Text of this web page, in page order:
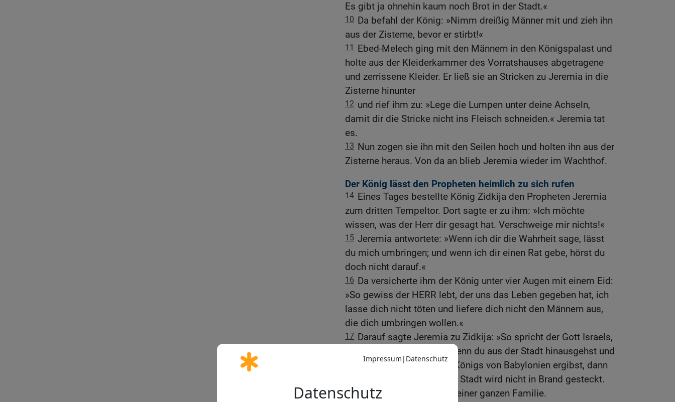
Es gibt ja ohnehin kaum noch Brot in der Stadt.«
10 Da befahl der König: »Nimm dreißig Männer mit und zieh ihn
aus der Zisterne, bevor er stirbt!«
11
Ebed-Melech ging mit den Männern in den Königspalast und
holte aus der Kleiderkammer des Vorratshauses abgetragene
und zerrissene Kleider. Er ließ sie an Stricken zu Jeremia in die
Zisterne hinunter
12 und rief ihm zu: »Lege die Lumpen unter deine Achseln,
damit dir die Stricke nicht ins Fleisch schneiden.« Jeremia tat
es.
13 Nun zogen sie ihn mit den Seilen hoch und holten ihn aus der
Zisterne heraus. Von da an blieb Jeremia wieder im Wachthof.
Der König lässt den Propheten heimlich zu sich rufen
14 Eines Tages bestellte König Zidkija den Propheten Jeremia
zum dritten Tempeltor. Dort sagte er zu ihm: »Ich möchte
wissen, was der Herr dir gesagt hat. Verschweige mir nichts!«
15 Jeremia antwortete: »Wenn ich dir die Wahrheit sage, lässt
du mich umbringen; und wenn ich dir einen Rat gebe, hörst du
doch nicht darauf.«
16 Da versicherte ihm der König unter vier Augen mit einem Eid:
»So gewiss der HERR lebt, der uns das Leben gegeben hat, ich
lasse dich nicht töten und liefere dich nicht den Männern aus,
die dich umbringen wollen.«
17 Darauf sagte Jeremia zu Zidkija: »So spricht der Gott Israels,
der Herrscher der Welt: ›Wenn du aus der Stadt hinausgehst und
dich den Heerführern des Königs von Babylonien ergibst, dann
wirst du gerettet und diese Stadt wird nicht in Brand gesteckt.
Du bleibst am Leben mit deiner ganzen Familie.